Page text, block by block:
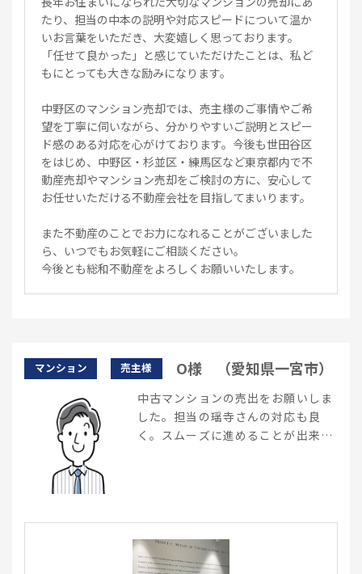
たり、担当の中本の説明や対応スピードについて温か
いお言葉をいただき、大変嬉しく思っております。
「任せて良かった」と感じていただけたことは、私ど
もにとっても大きな励みになります。
中野区のマンション売却では、売主様のご事情やご希
望を丁寧に伺いながら、分かりやすいご説明とスピー
ド感のある対応を心がけております。今後も世田谷区
をはじめ、中野区・杉並区・練馬区など東京都内で不
動産売却やマンション売却をご検討の方に、安心して
お任せいただける不動産会社を目指してまいります。
また不動産のことでお力になれることがございました
ら、いつでもお気軽にご相談ください。
今後とも総和不動産をよろしくお願いいたします。
マンション 売主様 O様 （愛知県一宮市）
中古マンションの売出をお願いしま
した。担当の瑶寺さんの対応も良
く。スムーズに進めることが出来ま